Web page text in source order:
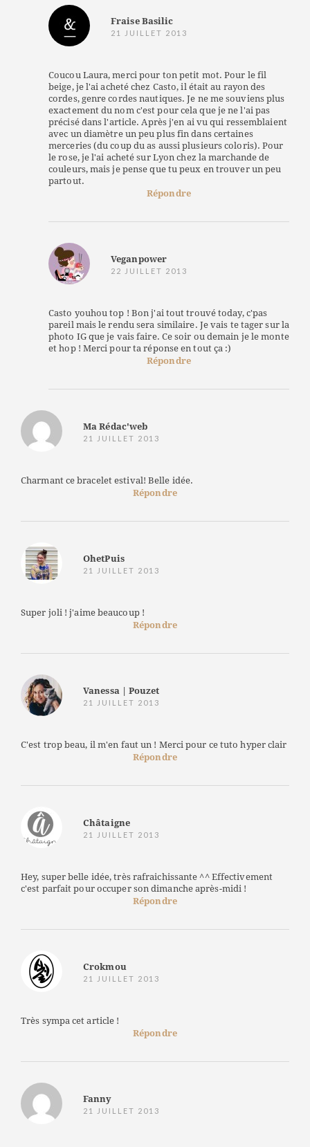
Fraise Basilic
21 JUILLET 2013
Coucou Laura, merci pour ton petit mot. Pour le fil
beige, je l'ai acheté chez Casto, il était au rayon des
cordes, genre cordes nautiques. Je ne me souviens plus
exactement du nom c'est pour cela que je ne l'ai pas
précisé dans l'article. Après j'en ai vu qui ressemblaient
avec un diamètre un peu plus fin dans certaines
merceries (du coup du as aussi plusieurs coloris). Pour
le rose, je l'ai acheté sur Lyon chez la marchande de
couleurs, mais je pense que tu peux en trouver un peu
partout.
Répondre
Veganpower
22 JUILLET 2013
Casto youhou top ! Bon j'ai tout trouvé today, c'pas
pareil mais le rendu sera similaire. Je vais te tager sur la
photo IG que je vais faire. Ce soir ou demain je le monte
et hop ! Merci pour ta réponse en tout ça :)
Répondre
Ma Rédac'web
21 JUILLET 2013
Charmant ce bracelet estival! Belle idée.
Répondre
OhetPuis
21 JUILLET 2013
Super joli ! j'aime beaucoup !
Répondre
Vanessa | Pouzet
21 JUILLET 2013
C'est trop beau, il m'en faut un ! Merci pour ce tuto hyper clair
Répondre
Châtaigne
21 JUILLET 2013
Hey, super belle idée, très rafraichissante ^^ Effectivement
c'est parfait pour occuper son dimanche après-midi !
Répondre
Crokmou
21 JUILLET 2013
Très sympa cet article !
Répondre
Fanny
21 JUILLET 2013